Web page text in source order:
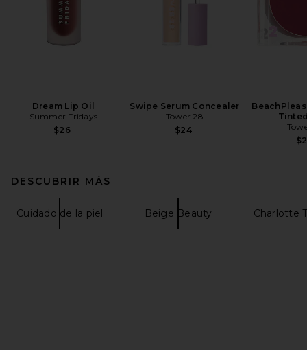
Dream Lip Oil
Summer Fridays
$26
Swipe Serum Concealer
Tower 28
$24
DESCUBRIR MÁS
Cuidado de la piel Beige Beauty Charlotte